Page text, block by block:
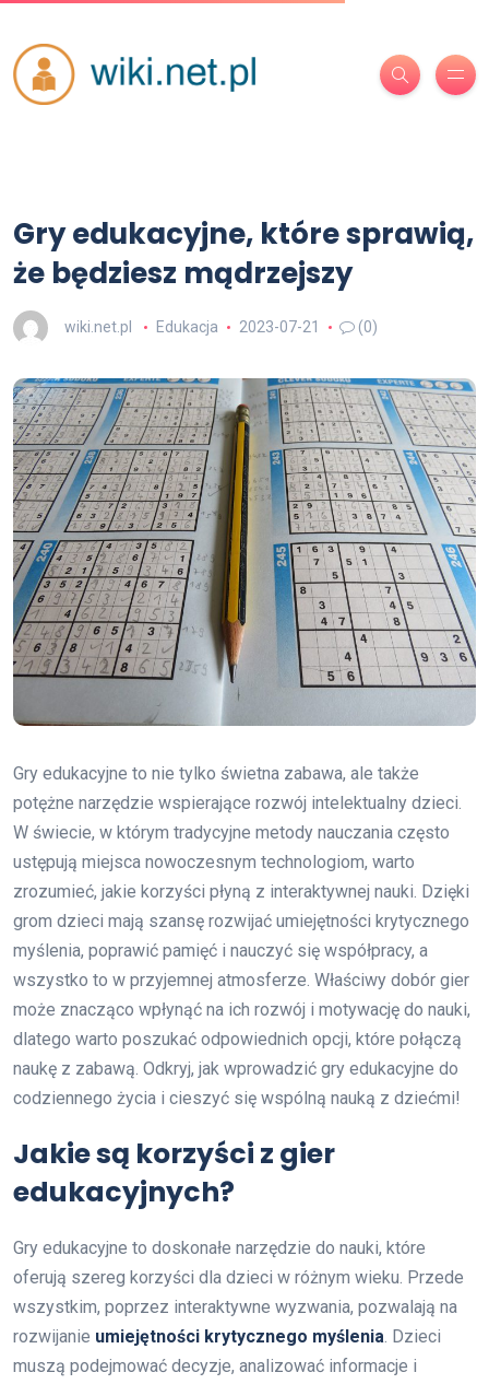
Gry edukacyjne, które sprawią,
że będziesz mądrzejszy
wiki.net.pl Edukacja 2023-07-21 (0)
Gry edukacyjne to nie tylko świetna zabawa, ale także
potężne narzędzie wspierające rozwój intelektualny dzieci.
W świecie, w którym tradycyjne metody nauczania często
ustępują miejsca nowoczesnym technologiom, warto
zrozumieć, jakie korzyści płyną z interaktywnej nauki. Dzięki
grom dzieci mają szansę rozwijać umiejętności krytycznego
myślenia, poprawić pamięć i nauczyć się współpracy, a
wszystko to w przyjemnej atmosferze. Właściwy dobór gier
może znacząco wpłynąć na ich rozwój i motywację do nauki,
dlatego warto poszukać odpowiednich opcji, które połączą
naukę z zabawą. Odkryj, jak wprowadzić gry edukacyjne do
codziennego życia i cieszyć się wspólną nauką z dziećmi!
Jakie są korzyści z gier
edukacyjnych?
Gry edukacyjne to doskonałe narzędzie do nauki, które
oferują szereg korzyści dla dzieci w różnym wieku. Przede
wszystkim, poprzez interaktywne wyzwania, pozwalają na
rozwijanie umiejętności krytycznego myślenia. Dzieci
muszą podejmować decyzje, analizować informacje i